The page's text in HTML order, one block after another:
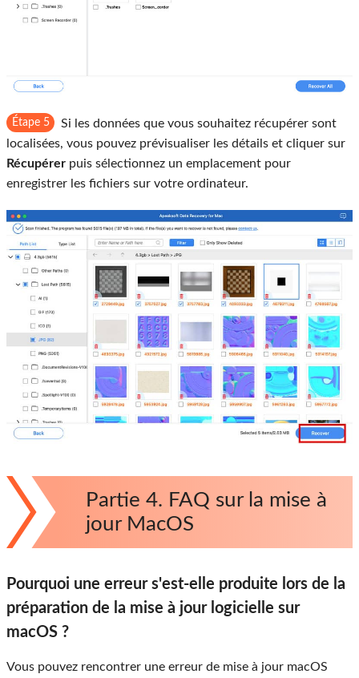
Étape 5
Si les données que vous souhaitez récupérer sont
localisées, vous pouvez prévisualiser les détails et cliquer sur
Récupérer puis sélectionnez un emplacement pour
enregistrer les fichiers sur votre ordinateur.
Partie 4. FAQ sur la mise à
jour MacOS
Pourquoi une erreur s'est-elle produite lors de la
préparation de la mise à jour logicielle sur
macOS ?
Vous pouvez rencontrer une erreur de mise à jour macOS